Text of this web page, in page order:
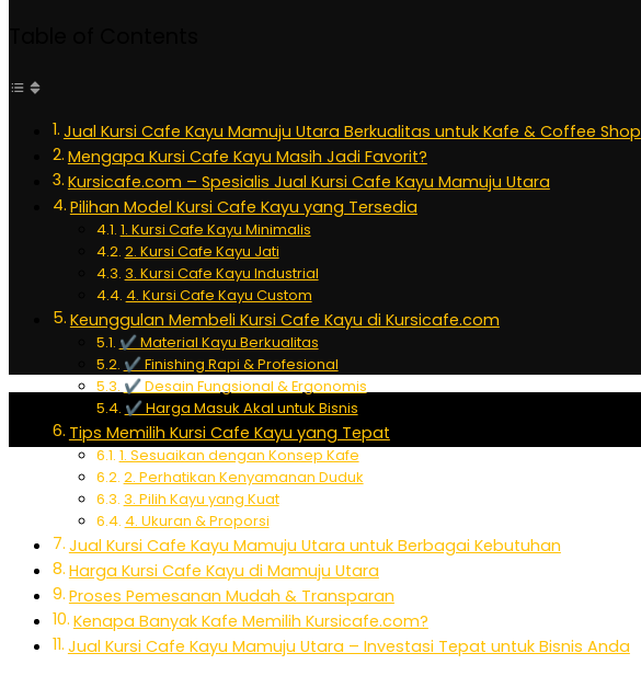
Jual Kursi Cafe Kayu Mamuju Utara Berkualitas untuk Kafe & Coffee Shop
Mengapa Kursi Cafe Kayu Masih Jadi Favorit?
Kursicafe.com – Spesialis Jual Kursi Cafe Kayu Mamuju Utara
Pilihan Model Kursi Cafe Kayu yang Tersedia
1. Kursi Cafe Kayu Minimalis
2. Kursi Cafe Kayu Jati
3. Kursi Cafe Kayu Industrial
4. Kursi Cafe Kayu Custom
Keunggulan Membeli Kursi Cafe Kayu di Kursicafe.com
✔ Material Kayu Berkualitas
✔ Finishing Rapi & Profesional
✔ Desain Fungsional & Ergonomis
✔ Harga Masuk Akal untuk Bisnis
Tips Memilih Kursi Cafe Kayu yang Tepat
1. Sesuaikan dengan Konsep Kafe
2. Perhatikan Kenyamanan Duduk
3. Pilih Kayu yang Kuat
4. Ukuran & Proporsi
Jual Kursi Cafe Kayu Mamuju Utara untuk Berbagai Kebutuhan
Harga Kursi Cafe Kayu di Mamuju Utara
Proses Pemesanan Mudah & Transparan
Kenapa Banyak Kafe Memilih Kursicafe.com?
Jual Kursi Cafe Kayu Mamuju Utara – Investasi Tepat untuk Bisnis Anda